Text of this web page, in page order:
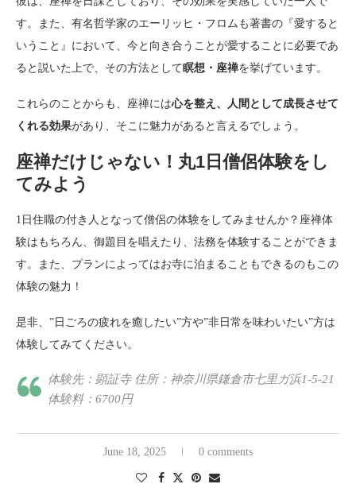
す。また、有名哲学家のエーリッヒ・フロムも著書の『愛すると
いうこと』において、今と向き合うことが愛することに必要であ
ると説いた上で、その方法として 瞑想・座禅を挙げています。
これらのことからも、座禅には心を整え、人間として成長させて
くれる効果があり、そこに魅力があると言えるでしょう。
座禅だけじゃない！丸1日僧侶体験をし
てみよう
1日住職の付き人となって僧侶の体験をしてみませんか？座禅体
験はもちろん、御題目を唱えたり、法務を体験することができま
す。また、プランによってはお寺に泊まることもできるのもこの
体験の魅力！
是非、”日ごろの疲れを癒したい”方や”非日常を味わいたい”方は
体験してみてください。
体験先：顕証寺 住所：神奈川県鎌倉市七里ガ浜1-5-21
体験料：6700円
June 18, 2025 0 comments